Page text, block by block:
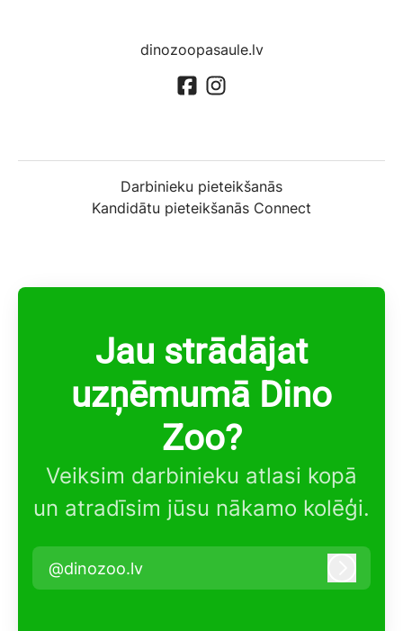
dinozoopasaule.lv
Darbinieku pieteikšanās
Kandidātu pieteikšanās Connect
Jau strādājat
uzņēmumā Dino
Zoo?
Veiksim darbinieku atlasi kopā
un atradīsim jūsu nākamo kolēģi.
@dinozoo.lv